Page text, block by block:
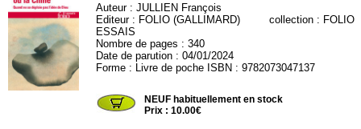
Auteur :JULLIEN François
Editeur : FOLIO (GALLIMARD) collection : FOLIO
ESSAIS
Nombre de pages : 340
Date de parution : 04/01/2024
Forme : Livre de poche ISBN : 9782073047137
NEUF habituellement en stock
Prix : 10.00€